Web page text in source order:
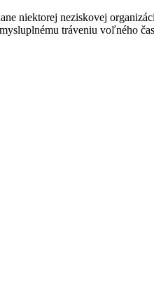
niektorej neziskovej
tráveniu voľného